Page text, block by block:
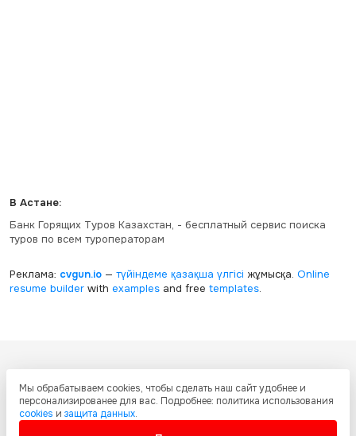
В Астане:
Банк Горящих Туров Казахстан, - бесплатный сервис поиска
туров по всем туроператорам
Реклама: cvgun.io— түйіндеме қазақша үлгісі жұмысқа. Online
resume builderwith examplesand free templates.
графическое содержание, структуру и оформление страниц защищены
международными соглашениями и законодательством Республики
Казахстан об охране авторских прав и интеллектуальной собственности.
Любое копирование и распространение материалов сайта без
Мы обрабатываем cookies, чтобы сделать наш сайт удобнее и
персонализированее для вас. Подробнее: политика использования
cookies и защита данных.